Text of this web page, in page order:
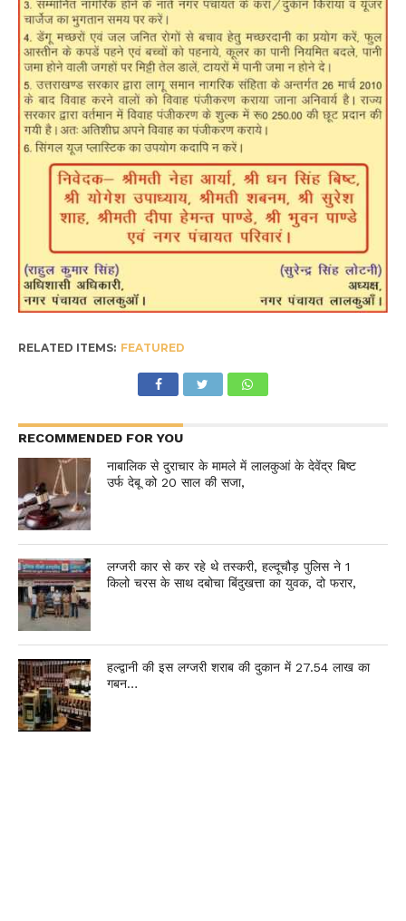
RELATED ITEMS: FEATURED
RECOMMENDED FOR YOU
नाबालिक से दुराचार के मामले में लालकुआं के देवेंद्र बिष्ट
उर्फ देबू को 20 साल की सजा,
लग्जरी कार से कर रहे थे तस्करी, हल्दूचौड़ पुलिस ने 1
किलो चरस के साथ दबोचा बिंदुखत्ता का युवक, दो फरार,
हल्द्वानी की इस लग्जरी शराब की दुकान में 27.54 लाख का
गबन…